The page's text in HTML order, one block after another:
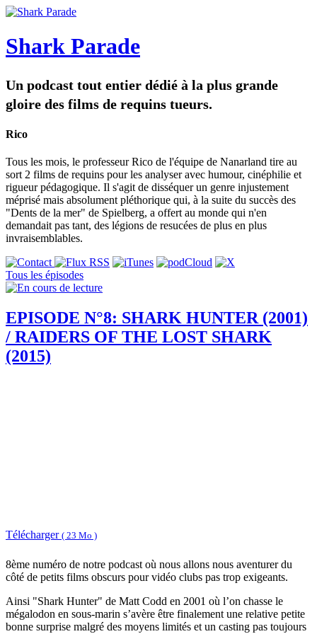
Shark Parade
Un podcast tout entier dédié à la plus grande
gloire des films de requins tueurs.
Rico
Tous les mois, le professeur Rico de l'équipe de Nanarland tire au
sort 2 films de requins pour les analyser avec humour, cinéphilie et
rigueur pédagogique. Il s'agit de disséquer un genre injustement
méprisé mais absolument pléthorique qui, à la suite du succès des
"Dents de la mer" de Spielberg, a offert au monde qui n'en
demandait pas tant, des légions de resucées de plus en plus
invraisemblables.
Tous les épisodes
EPISODE N°8: SHARK HUNTER (2001)
/ RAIDERS OF THE LOST SHARK
(2015)
Télécharger ( 23 Mo )
8ème numéro de notre podcast où nous allons nous aventurer du
côté de petits films obscurs pour vidéo clubs pas trop exigeants.
Ainsi "Shark Hunter" de Matt Codd en 2001 où l’on chasse le
mégalodon en sous-marin s’avère être finalement une relative petite
bonne surprise malgré des moyens limités et un casting pas toujours